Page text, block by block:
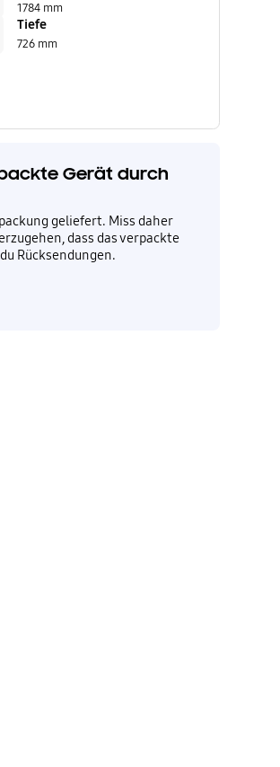
1784 mm
Tiefe
726 mm
Gerät durch
geliefert. Miss daher
dass das verpackte
Rücksendungen.